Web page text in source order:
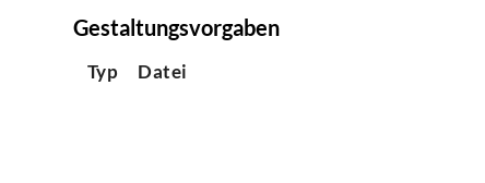
Gestaltungsvorgaben
Typ Datei